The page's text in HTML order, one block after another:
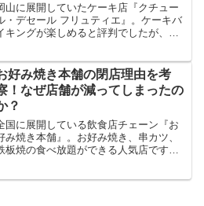
山に展開していたケーキ店『クチュー
・デセール フリュティエ』。ケーキバ
キングが楽しめると評判でしたが、
リュティエは全店閉店してしまった
？」 「何が原因...
好み焼き本舗の閉店理由を考
！なぜ店舗が減ってしまったの
？
国に展開している飲食店チェーン『お
み焼き本舗』。お好み焼き、串カツ、
板焼の食べ放題ができる人気店です